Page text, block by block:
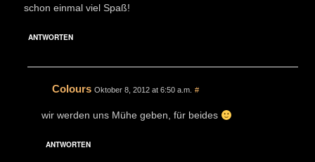
schon einmal viel Spaß!
ANTWORTEN
Colours Oktober 8, 2012 at 6:50 a.m. #
wir werden uns Mühe geben, für beides
ANTWORTEN